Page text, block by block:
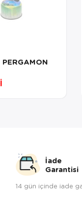
İade
Garantisi
14 gün içinde iade